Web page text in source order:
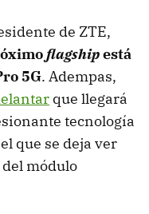
de ZTE,
flagshipestá
5G. Adempas,
que llegará
tecnología
que se deja ver
módulo